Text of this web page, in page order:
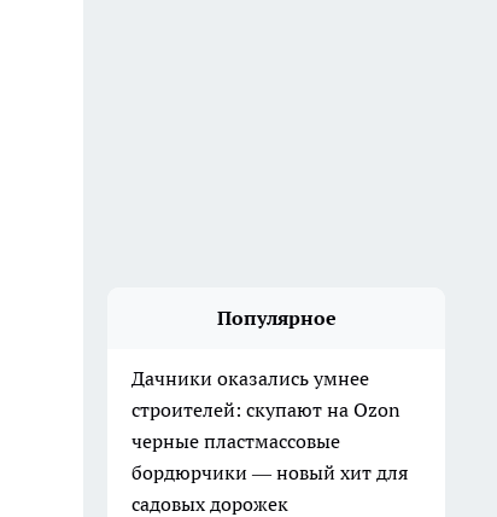
Популярное
Дачники оказались умнее
строителей: скупают на Ozon
черные пластмассовые
бордюрчики — новый хит для
садовых дорожек